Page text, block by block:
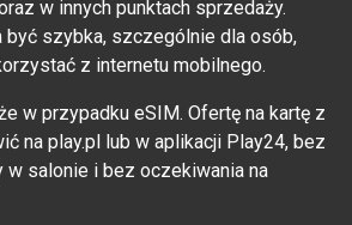
w innych punktach sprzedaży.
być szybka, szczególnie dla osób,
z internetu mobilnego.
w przypadku eSIM. Ofertę na kartę z
na play.pl lub w aplikacji Play24, bez
salonie i bez oczekiwania na